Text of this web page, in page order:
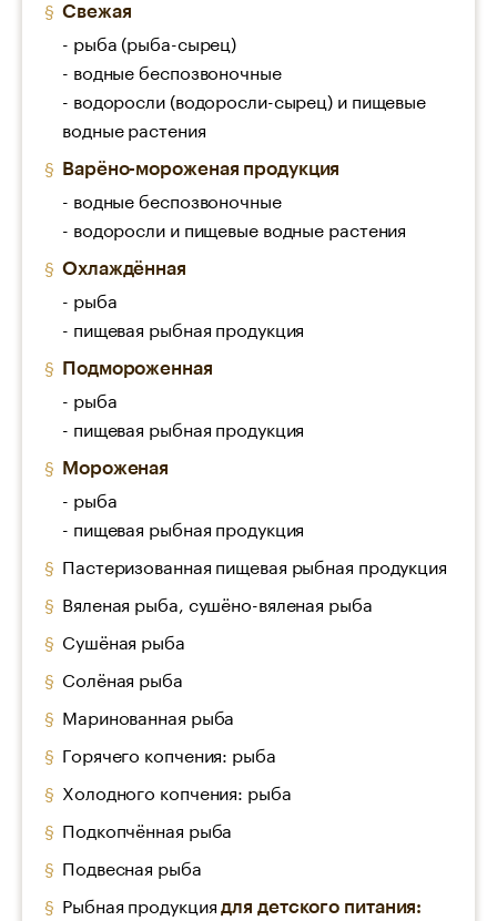
Свежая
- рыба (рыба-сырец)
- водные беспозвоночные
- водоросли (водоросли-сырец) и пищевые
водные растения
Варёно-мороженая продукция
- водные беспозвоночные
- водоросли и пищевые водные растения
Охлаждённая
- рыба
- пищевая рыбная продукция
Подмороженная
- рыба
- пищевая рыбная продукция
Мороженая
- рыба
- пищевая рыбная продукция
Пастеризованная пищевая рыбная продукция
Вяленая рыба, сушёно-вяленая рыба
Сушёная рыба
Солёная рыба
Маринованная рыба
Горячего копчения: рыба
Холодного копчения: рыба
Подкопчённая рыба
Подвесная рыба
Рыбная продукция для детского питания: